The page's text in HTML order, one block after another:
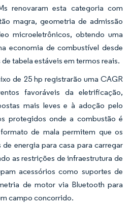
renovaram esta categoria com
magra, geometria de admissão
microeletrônicos, obtendo uma
economia de combustível desde
tabela estáveis em termos reais.
de 25 hp registrarão uma CAGR
favoráveis da eletrificação,
mais leves e à adoção pelo
protegidos onde a combustão é
de mala permitem que os
energia para casa para carregar
as restrições de infraestrutura de
acessórios como suportes de
de motor via Bluetooth para
campo concorrido.